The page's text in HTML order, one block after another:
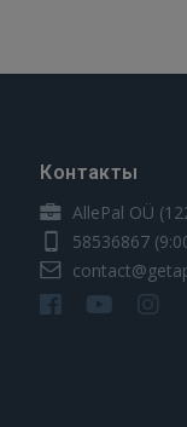
Контакты
AllePal OÜ
58536867